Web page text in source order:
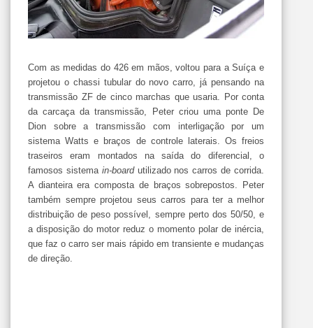
Com as medidas do 426 em mãos, voltou para a Suíça e
projetou o chassi tubular do novo carro, já pensando na
transmissão ZF de cinco marchas que usaria. Por conta
da carcaça da transmissão, Peter criou uma ponte De
Dion sobre a transmissão com interligação por um
sistema Watts e braços de controle laterais. Os freios
traseiros eram montados na saída do diferencial, o
famosos sistema in-boardutilizado nos carros de corrida.
A dianteira era composta de braços sobrepostos. Peter
também sempre projetou seus carros para ter a melhor
distribuição de peso possível, sempre perto dos 50/50, e
a disposição do motor reduz o momento polar de inércia,
que faz o carro ser mais rápido em transiente e mudanças
de direção.